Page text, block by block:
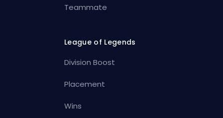
Teammate
League of Legends
Division Boost
Placement
Wins